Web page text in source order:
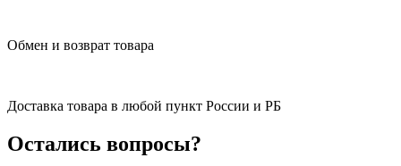
Обмен и возврат товара
Доставка товара в любой пункт России и РБ
Остались вопросы?